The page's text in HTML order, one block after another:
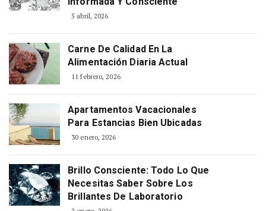
5 abril, 2026
Carne De Calidad En La
Alimentación Diaria Actual
11 febrero, 2026
Apartamentos Vacacionales
Para Estancias Bien Ubicadas
30 enero, 2026
Brillo Consciente: Todo Lo Que
Necesitas Saber Sobre Los
Brillantes De Laboratorio